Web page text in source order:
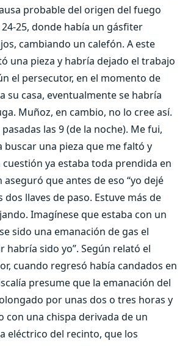
probable del origen del fuego
25, donde había un gásfiter
cambiando un calefón. A este
una pieza y habría dejado el trabajo
el persecutor, en el momento de
su casa, eventualmente se habría
Muñoz, en cambio, no lo cree así.
las 9 (de la noche). Me fui,
buscar una pieza que me faltó y
cuestión ya estaba toda prendida en
aseguró que antes de eso “yo dejé
llaves de paso. Estuve más de
Imagínese que estaba con un
sido una emanación de gas el
sido yo”. Según relató el
cuando regresó había candados en
presume que la emanación del
por unas dos o tres horas y
con una chispa derivada de un
eléctrico del recinto, que los